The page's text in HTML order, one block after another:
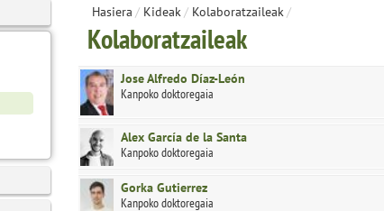
Hasiera / Kideak/ Kolaboratzaileak/
Kolaboratzaileak
Jose Alfredo Díaz-León
Kanpoko doktoregaia
Alex García de la Santa
Kanpoko doktoregaia
Gorka Gutierrez
Kanpoko doktoregaia